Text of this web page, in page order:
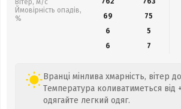
Вітер, м/с
Ймовірність опадів,
%
69
75
6
5
6
7
Вранці мінлива хмарність, вітер
Температура коливатиметься від
одягайте легкий одяг.